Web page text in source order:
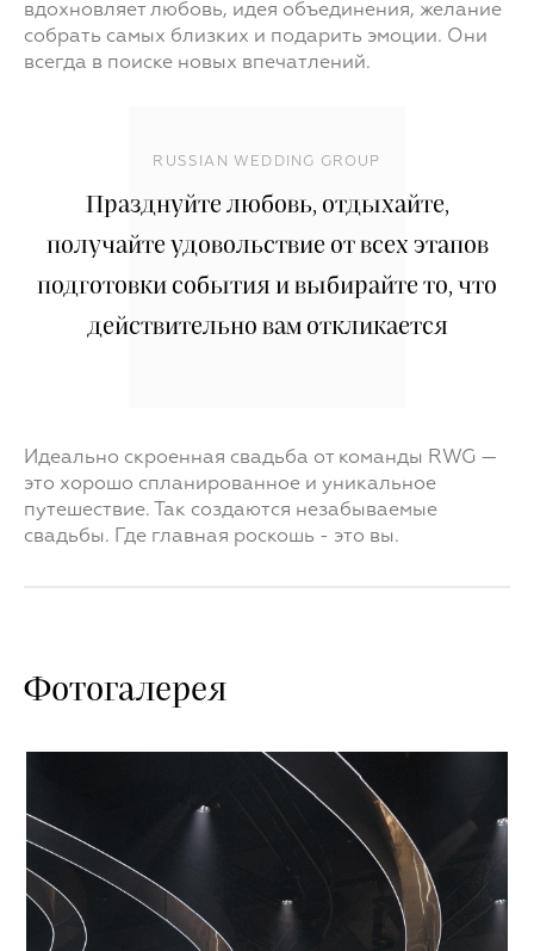
вдохновляет любовь, идея объединения, желание
собрать самых близких и подарить эмоции. Они
всегда в поиске новых впечатлений.
RUSSIAN WEDDING GROUP
Празднуйте любовь, отдыхайте,
получайте удовольствие от всех этапов
подготовки события и выбирайте то, что
действительно вам откликается
Идеально скроенная свадьба от команды RWG —
это хорошо спланированное и уникальное
путешествие. Так создаются незабываемые
свадьбы. Где главная роскошь - это вы.
Фотогалерея